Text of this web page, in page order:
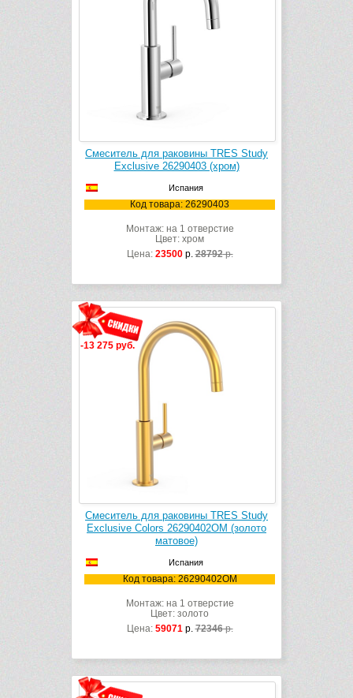
Смеситель для раковины TRES Study
Exclusive 26290403 (хром)
Испания
Код товара: 26290403
Монтаж: на 1 отверстие
Цвет: хром
Цена: 23500р.28792р.
-13 275 руб.
Смеситель для раковины TRES Study
Exclusive Colors 26290402OM (золото
матовое)
Испания
Код товара: 26290402OM
Монтаж: на 1 отверстие
Цвет: золото
Цена: 59071р.72346р.